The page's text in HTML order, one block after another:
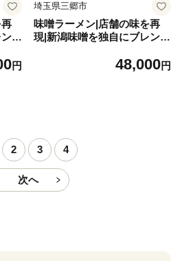
ド
円
埼玉県三郷市
味噌ラーメン|店舗の味を再
現|新潟味噌を独自にブレンド
＜満足感＞8食セット【17316
48,000円
2 3 4
次へ